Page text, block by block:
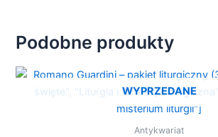
Podobne produkty
WYPRZEDANE
Antykwariat